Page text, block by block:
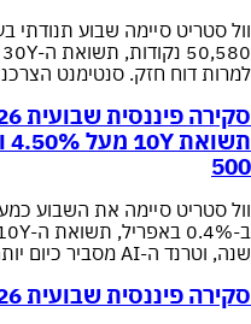
וול סטריט סיימה שבוע תנודתי
למרות דוח חזק. סנטימנט הצרכנים בשפל
500
שנה, וטרנד ה-AI מסביר כיום יותר ממחצית מ-S&P 500.
סקירה פיננסית שבועית 27/03/26